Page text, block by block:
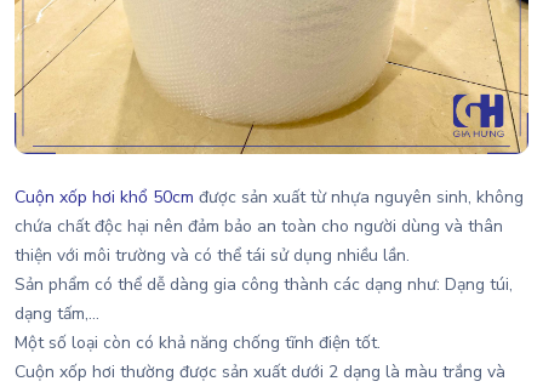
Cuộn xốp hơi khổ 50cm được sản xuất từ nhựa nguyên sinh, không
chứa chất độc hại nên đảm bảo an toàn cho người dùng và thân
thiện với môi trường và có thể tái sử dụng nhiều lần.
Sản phẩm có thể dễ dàng gia công thành các dạng như: Dạng túi,
dạng tấm,…
Một số loại còn có khả năng chống tĩnh điện tốt.
Cuộn xốp hơi thường được sản xuất dưới 2 dạng là màu trắng và